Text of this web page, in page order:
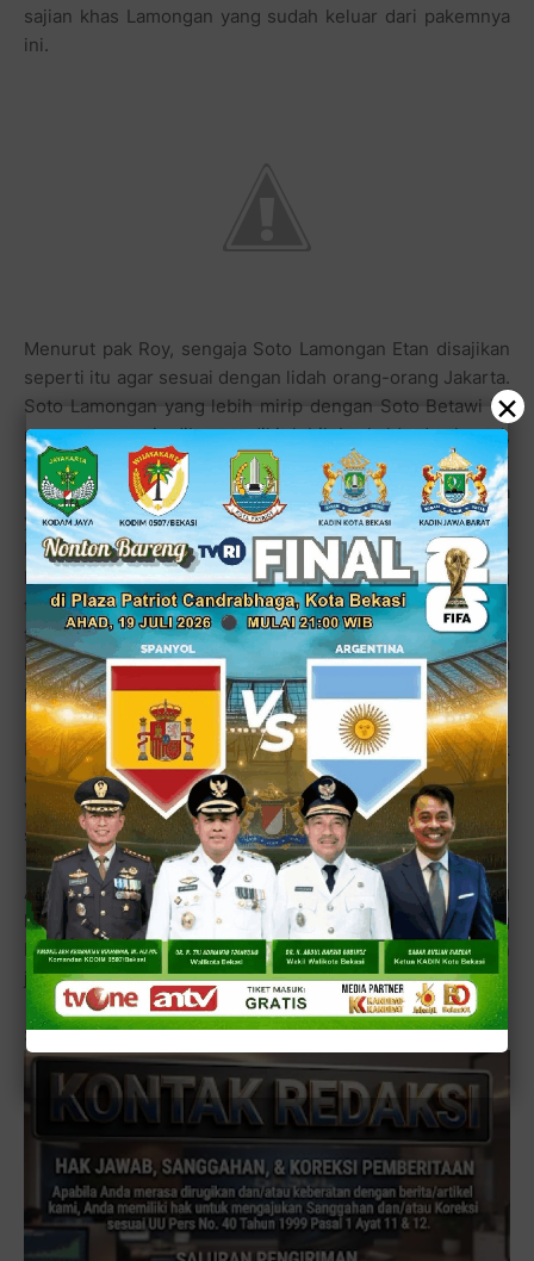
sajian khas Lamongan yang sudah keluar dari pakemnya
ini.
Menurut pak Roy, sengaja Soto Lamongan Etan disajikan
seperti itu agar sesuai dengan lidah orang-orang Jakarta.
Soto Lamongan yang lebih mirip dengan Soto Betawi ini
memang sengaja dibuat sedikit lebih berkaldu dan kental,
tapi bumbu dasarnya masih seperti aslinya dari
Lamongan, ujar Roy kepada kelanakuliner.com. Harga
yang patok pun masih terbilang terjangkau, cuma dengan
Rp.7.000,- pelanggan bisa menikmati semangkuk soto
lamongan plus nasi putih. Istimewanya adalah koya yang
terbuat dari krupuk udang yang digepuk hingga halus,
ternyata nmasih ditambah beberapa rempah-rempah
lainnya yang membuat koyanya bisa dikudap oleh para
pelanggan sambil menunggu sajian dihidangkan.
Namun tak nikmat rasanya bila makanan panas ini tidak
ditemani minuman dingin. Teh asli poci yang kebetulan
waralaba teh hijau juga bisa dipesan di tempat ini. Dan itu
semakin manambah nikmatnya santapan Anda.
Anda tertarik ingin menikmati Soto Lamongan "Etan" yang
lebih nyamleng dan lebih "manteb" diban ingkan yang
biasanya? Kunjungi saja Soto Lamongan Etan di bilangan
jalan Kelapa Gading dekat SMA Negeri 45 Jakarta Utara.
Sidik Rizal - dobeldobel.com
×